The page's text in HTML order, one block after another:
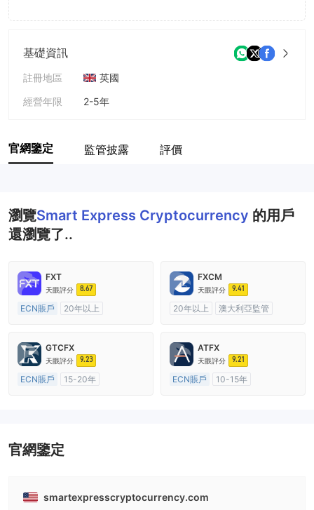
基礎資訊
註冊地區
英國
經營年限
2-5年
官網鑒定 監管披露 評價
瀏覽Smart Express Cryptocurrency 的用戶
還瀏覽了..
FXT
天眼評分 8.67
ECN賬戶
20年以上
主標MT4
FXCM
天眼評分 9.41
20年以上
澳大利亞監管
GTCFX
天眼評分 9.23
ECN賬戶
15-20年
ATFX
天眼評分 9.21
ECN賬戶
10-15年
官網鑒定
smartexpresscryptocurrency.com